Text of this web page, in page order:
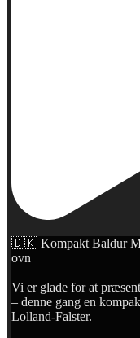
🇩🇰 Kompakt Baldur
ovn
Vi er glade for at
– denne gang en
Lolland-Falster.